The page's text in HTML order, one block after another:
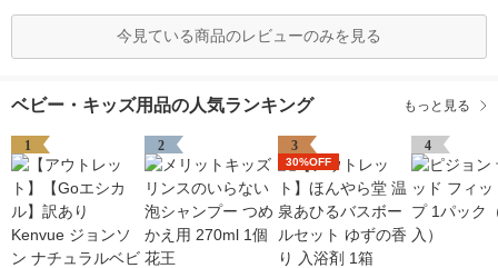
今見ている商品のレビューのみを見る
ベビー・キッズ用品の人気ランキング もっと見る
1 2 3
30%OFF
4